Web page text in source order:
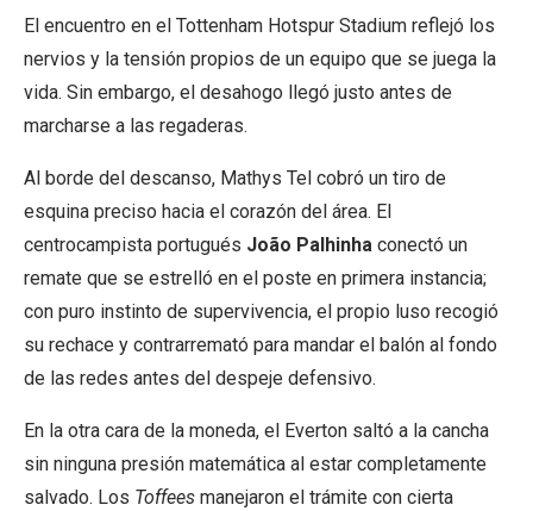
El encuentro en el Tottenham Hotspur Stadium reflejó los
nervios y la tensión propios de un equipo que se juega la
vida. Sin embargo, el desahogo llegó justo antes de
marcharse a las regaderas.
Al borde del descanso, Mathys Tel cobró un tiro de
esquina preciso hacia el corazón del área. El
centrocampista portugués João Palhinha conectó un
remate que se estrelló en el poste en primera instancia;
con puro instinto de supervivencia, el propio luso recogió
su rechace y contrarremató para mandar el balón al fondo
de las redes antes del despeje defensivo.
En la otra cara de la moneda, el Everton saltó a la cancha
sin ninguna presión matemática al estar completamente
salvado. Los Toffees manejaron el trámite con cierta